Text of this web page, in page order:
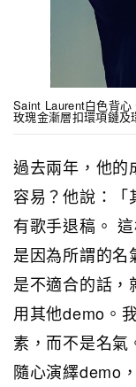
Saint Laurent白色背
玫瑰金漸層扣環項鏈及
過去兩年，他的
容易？他說：「
有歌手退稿。
是因為所謂的名
是不適合的話，
用其他demo。
素，而不是名氣
隨心演繹demo